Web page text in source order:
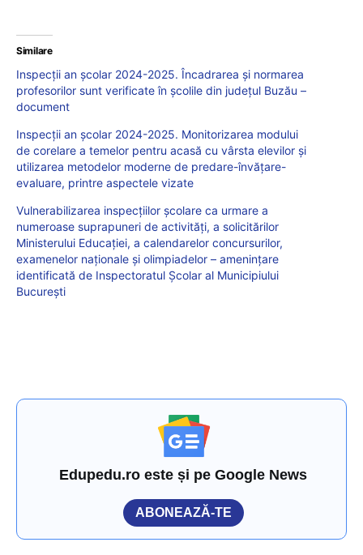
Similare
Inspecții an școlar 2024-2025. Încadrarea și normarea
profesorilor sunt verificate în școlile din județul Buzău –
document
Inspecții an școlar 2024-2025. Monitorizarea modului
de corelare a temelor pentru acasă cu vârsta elevilor și
utilizarea metodelor moderne de predare-învățare-
evaluare, printre aspectele vizate
Vulnerabilizarea inspecțiilor școlare ca urmare a
numeroase suprapuneri de activități, a solicitărilor
Ministerului Educației, a calendarelor concursurilor,
examenelor naționale și olimpiadelor – amenințare
identificată de Inspectoratul Școlar al Municipiului
București
Edupedu.ro este și pe Google News
ABONEAZĂ-TE